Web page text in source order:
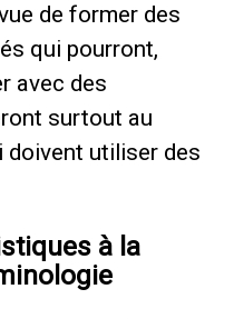
de former des
qui pourront,
avec des
surtout au
doivent utiliser des
à la